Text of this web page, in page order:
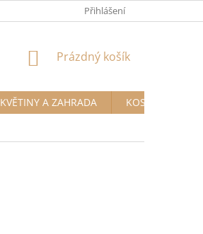
Přihlášení
NÁKUPNÍ
Prázdný košík
KVĚTINY A ZAHRADA
KOSMETIKA A